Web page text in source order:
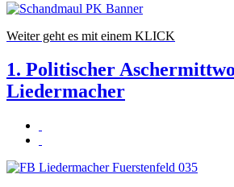
Weiter geht es mit einem KLICK
1. Politischer
Liedermacher